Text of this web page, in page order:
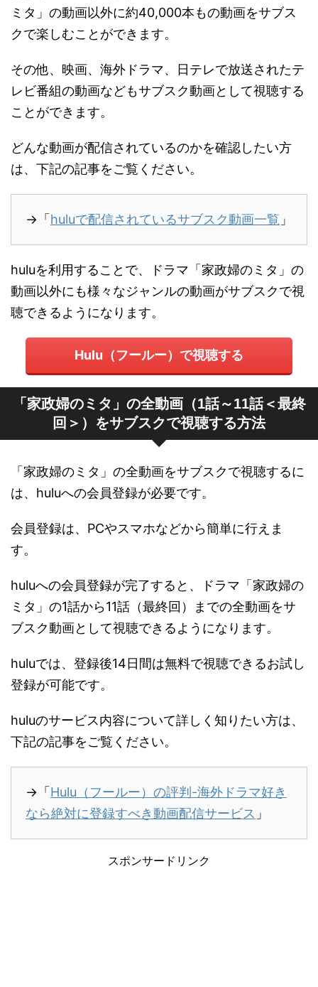
ミタ」の動画以外に約40,000本もの動画をサブス
クで楽しむことができます。
その他、映画、海外ドラマ、日テレで放送されたテ
レビ番組の動画などもサブスク動画として視聴する
ことができます。
どんな動画が配信されているのかを確認したい方
は、下記の記事をご覧ください。
→「huluで配信されているサブスク動画一覧 」
huluを利用することで、ドラマ「家政婦のミタ」の
動画以外にも様々なジャンルの動画がサブスクで視
聴できるようになります。
Hulu（フールー）で視聴する
「家政婦のミタ」の全動画（1話～11話＜最終
回＞）をサブスクで視聴する方法
「家政婦のミタ」の全動画をサブスクで視聴するに
は、huluへの会員登録が必要です。
会員登録は、PCやスマホなどから簡単に行えま
す。
huluへの会員登録が完了すると、ドラマ「家政婦の
ミタ」の1話から11話（最終回）までの全動画をサ
ブスク動画として視聴できるようになります。
huluでは、登録後14日間は無料で視聴できるお試し
登録が可能です。
huluのサービス内容について詳しく知りたい方は、
下記の記事をご覧ください。
→「Hulu（フールー）の評判-海外ドラマ好き
なら絶対に登録すべき動画配信サービス 」
スポンサードリンク